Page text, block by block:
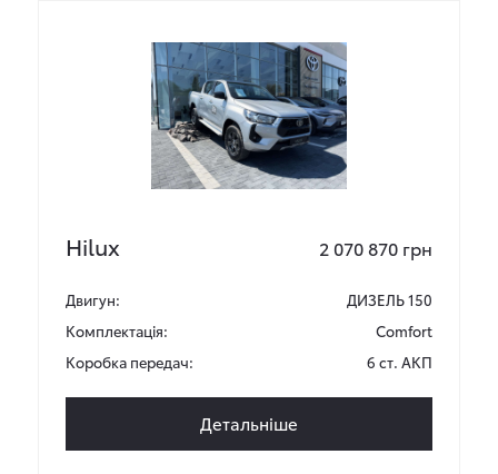
Hilux 2 070 870 грн
Двигун:
ДИЗЕЛЬ 150
Комплектація:
Comfort
Коробка передач:
6 ст. АКП
Детальніше